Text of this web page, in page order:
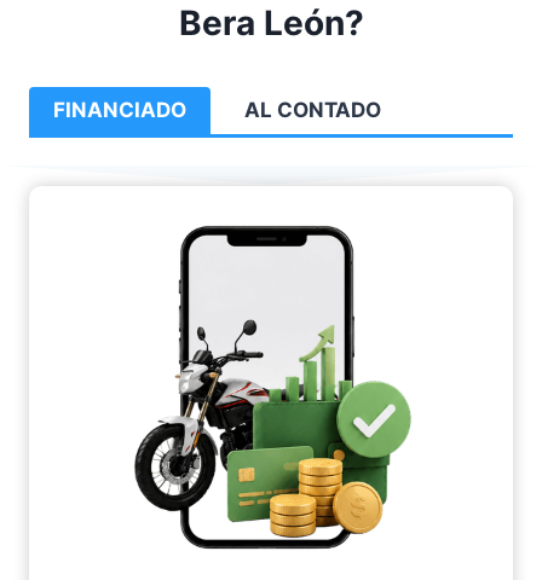
Bera León?
FINANCIADO AL CONTADO